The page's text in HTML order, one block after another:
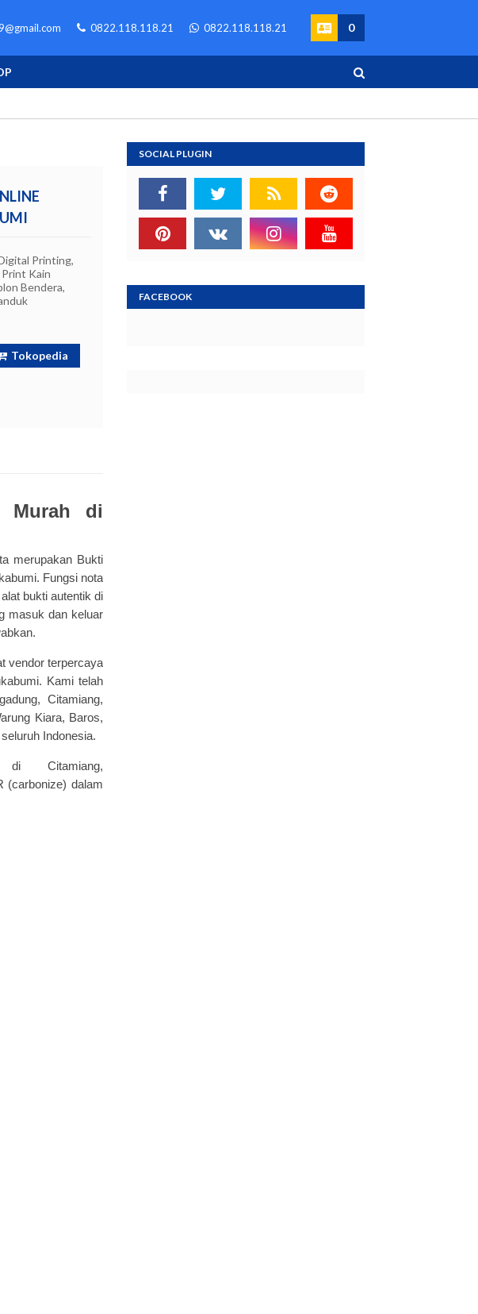
0822.118.118.21 0822.118.118.21 0
Printing,
Kain
Bendera,
Tokopedia
Murah di
merupakan Bukti
Fungsi nota
bukti autentik di
masuk dan keluar
vendor terpercaya
Kami telah
Citamiang,
Kiara, Baros,
Indonesia.
Citamiang,
(carbonize) dalam
SOCIAL PLUGIN
FACEBOOK